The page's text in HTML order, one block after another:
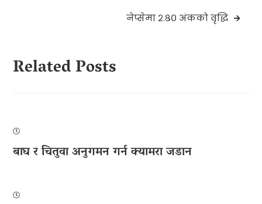
नेप्सेमा २.८० अंकको वृद्धि
Related Posts
बाघ र चितुवा अनुगमन गर्न क्यामरा जडान